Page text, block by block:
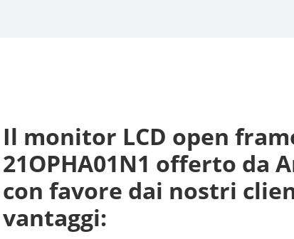
Il monitor LCD open
21OPHA01N1 offerto da
con favore dai nostri
vantaggi: